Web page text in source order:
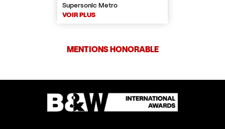
Supersonic Metro
VOIR PLUS
MENTIONS HONORABLE